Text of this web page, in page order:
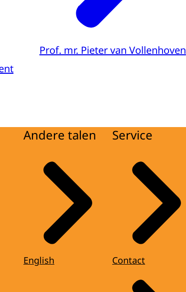
Prof. mr. Pieter van Vollenhoven
Andere talen
English
Service
Contact